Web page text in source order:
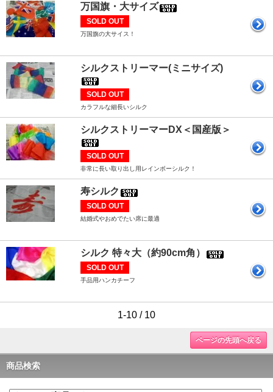
万国旗・大サイズ
SOLD OUT
万国旗の大サイス！
シルクストリーマー(ミニサイズ)
SOLD OUT
カラフルな細長いシルク
シルクストリーマーDX＜国産版＞
SOLD OUT
非常に長い取り出し用レインボーシルク！
寿シルク
SOLD OUT
結婚式やおめでたい席に最適
シルク 特々大（約90cm角）
SOLD OUT
手品用ハンカチーフ
1-10 / 10
ページの先頭へ戻る
商品検索